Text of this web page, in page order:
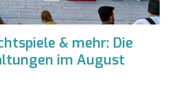
& mehr: Die
im August